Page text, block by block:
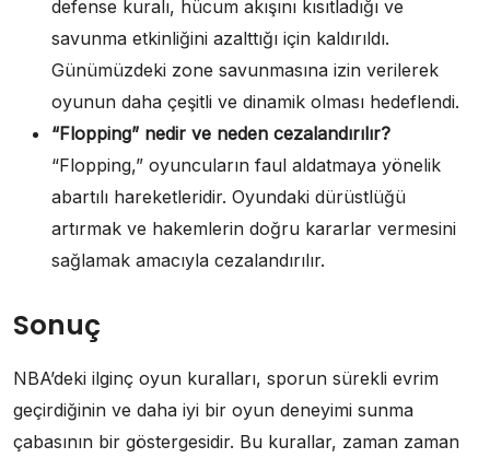
defense kuralı, hücum akışını kısıtladığı ve
savunma etkinliğini azalttığı için kaldırıldı.
Günümüzdeki zone savunmasına izin verilerek
oyunun daha çeşitli ve dinamik olması hedeflendi.
“Flopping” nedir ve neden cezalandırılır?
“Flopping,” oyuncuların faul aldatmaya yönelik
abartılı hareketleridir. Oyundaki dürüstlüğü
artırmak ve hakemlerin doğru kararlar vermesini
sağlamak amacıyla cezalandırılır.
Sonuç
NBA’deki ilginç oyun kuralları, sporun sürekli evrim
geçirdiğinin ve daha iyi bir oyun deneyimi sunma
çabasının bir göstergesidir. Bu kurallar, zaman zaman